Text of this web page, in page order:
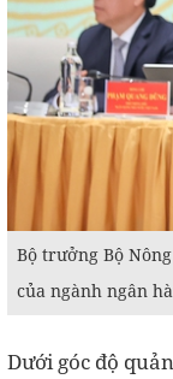
Bộ trưởng Bộ
của ngành ngân
Dưới góc độ